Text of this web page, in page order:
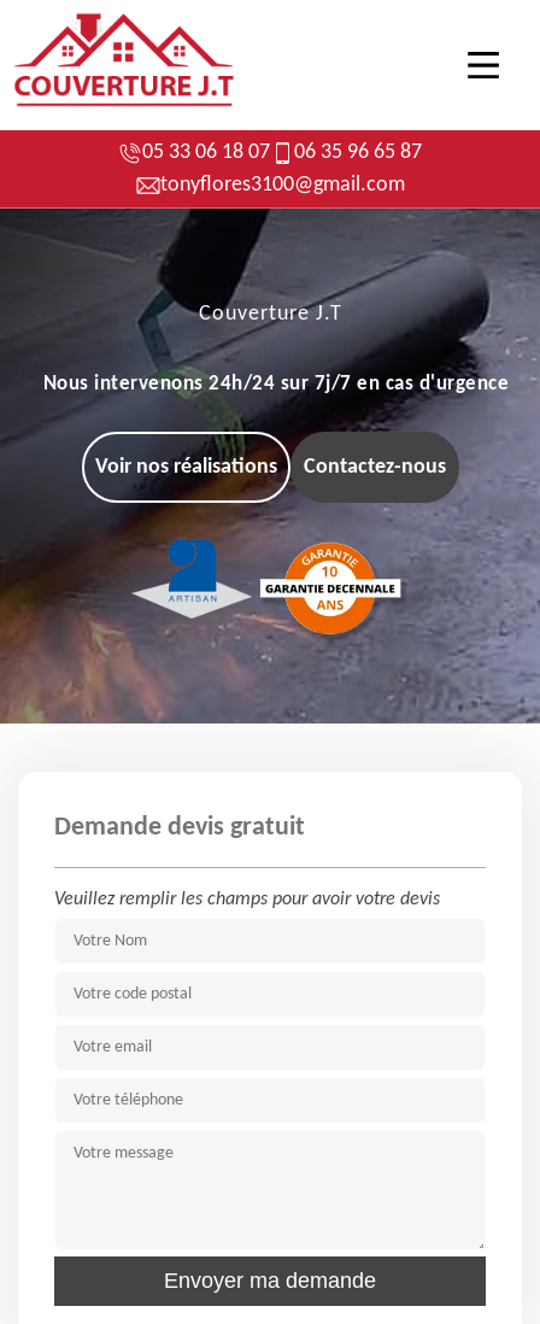
05 33 06 18 07
06 35 96 65 87
tonyflores3100@gmail.com
Couverture J.T
Nous intervenons 24h/24 sur 7j/7 en cas d'urgence
Voir nos réalisations Contactez-nous
Demande devis gratuit
Veuillez remplir les champs pour avoir votre devis